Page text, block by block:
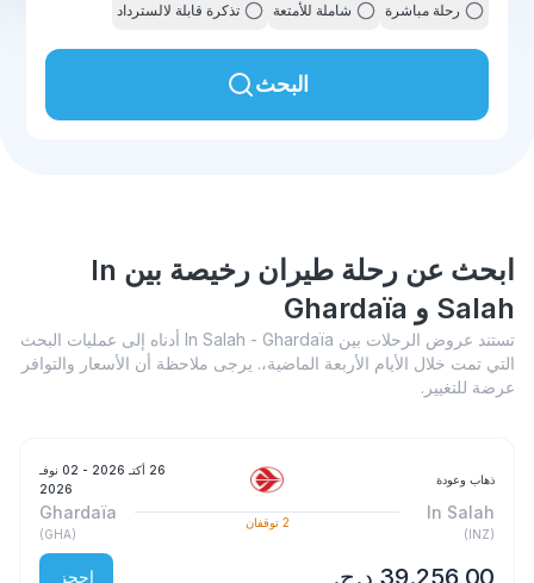
رحلة مباشرة شاملة للأمتعة تذكرة قابلة لالسترداد
البحث
ابحث عن رحلة طيران رخيصة بين In
Salah و Ghardaïa
تستند عروض الرحلات بين In Salah - Ghardaïa أدناه إلى عمليات البحث
التي تمت خلال الأيام الأربعة الماضية،. يرجى ملاحظة أن الأسعار والتوافر
عرضة للتغيير.
ذهاب وعودة
26 أكتـ 2026
- 02 نوفـ
2026
In Salah
(
INZ
)
2 توقفان
Ghardaïa
(
GHA
)
احجز